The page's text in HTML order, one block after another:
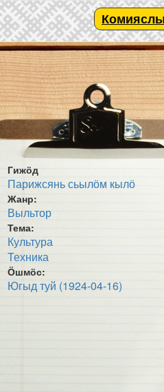
Гижӧд
Парижсянь сьылӧм кылӧ
Жанр:
Выльтор
Тема:
Культура
Техника
Ӧшмӧс:
Югыд туй (1924-04-16)